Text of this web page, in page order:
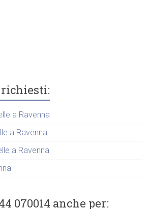
a Ravenna
a Ravenna
a Ravenna
070014 anche per: